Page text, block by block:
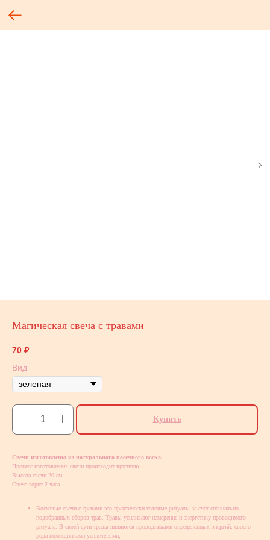
Магическая свеча с травами
70 ₽
Вид
Купить
Свечи изготовлены из натурального пасечного воска.
Процесс изготовления свечи происходит вручную.
Высота свечи 20 см.
Свеча горит 2 часа.
Восковые свечи с травами это практически готовые ритуалы за счет специально
подобранных сборов трав. Травы усиливают намерение и энергетику проводимого
ритуала. В своей сути травы являются проводниками определенных энергий, своего
рода помощниками-усилителями;